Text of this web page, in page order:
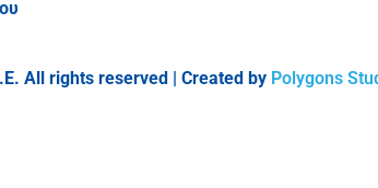
All rights reserved | Created by Polygons